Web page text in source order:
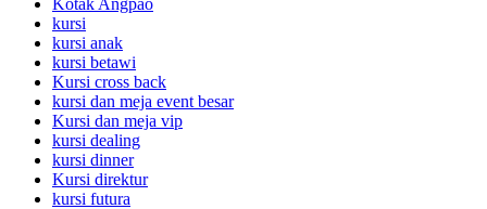
kursi
kursi anak
kursi betawi
Kursi cross back
kursi dan meja event besar
Kursi dan meja vip
kursi dealing
kursi dinner
Kursi direktur
kursi futura